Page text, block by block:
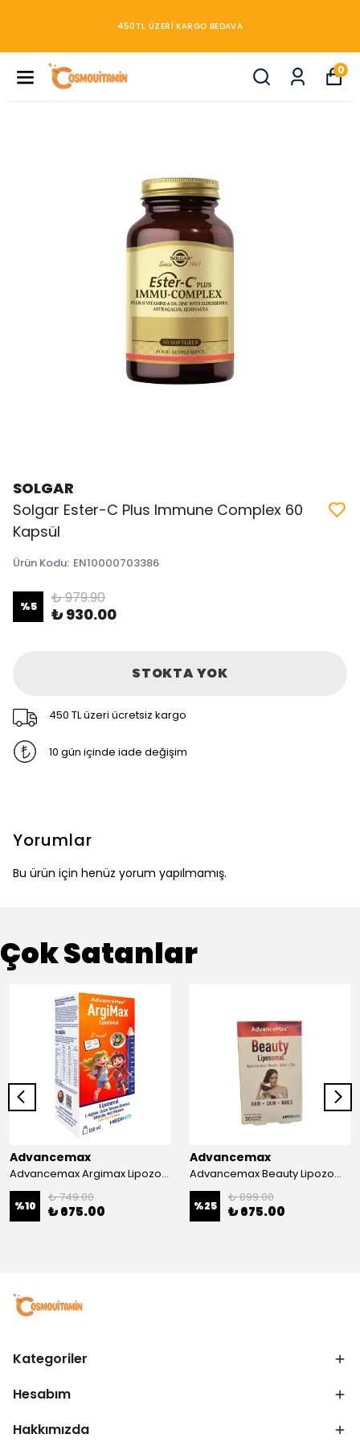
450TL ÜZERİ KARGO BEDAVA
0
SOLGAR
Solgar Ester-C Plus Immune Complex 60
Kapsül
Ürün Kodu: EN10000703386
%5 ₺ 979.90
₺ 930.00
STOKTA YOK
450 TL üzeri ücretsiz kargo
10 gün içinde iade değişim
Yorumlar
Bu ürün için henüz yorum yapılmamış.
Çok Satanlar
Advancemax
Advancemax Argimax Lipozomal Sıvı 150 ml 8684375607587
%10
₺ 749.00
₺ 675.00
Advancemax
Advancemax Beauty Lipozomal Hyalüronik Asit Keratin Biotin Zn 30 Kapsül 8684375607556
%25
₺ 899.00
₺ 675.00
Kategoriler
Hesabım
Hakkımızda